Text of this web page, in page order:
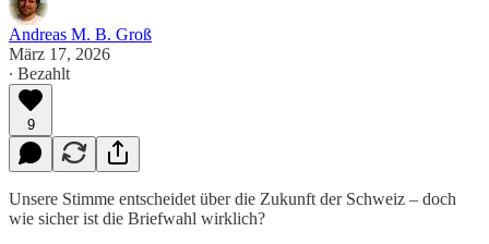
Andreas M. B. Groß
März 17, 2026
∙ Bezahlt
9
Unsere Stimme entscheidet über die Zukunft der Schweiz – doch
wie sicher ist die Briefwahl wirklich?